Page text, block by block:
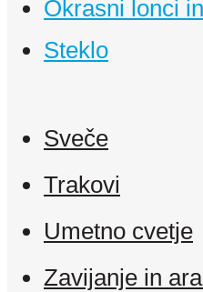
Okrasni lonci
Steklo
Sveče
Trakovi
Umetno cvetje
Zavijanje in